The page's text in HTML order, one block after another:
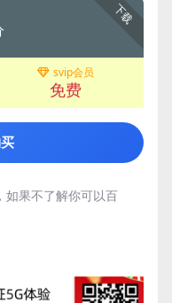
下载
svip会员
免费
果不了解你可以百